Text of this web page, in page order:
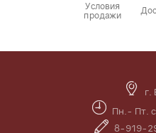
Условия
продажи
г.
Пн.- Пт.
8-919-